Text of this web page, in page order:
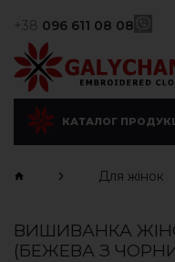
+38 096 611 08 08
КАТАЛОГ
Для жінок
ВИШИВАНКА
(БЕЖЕВА З